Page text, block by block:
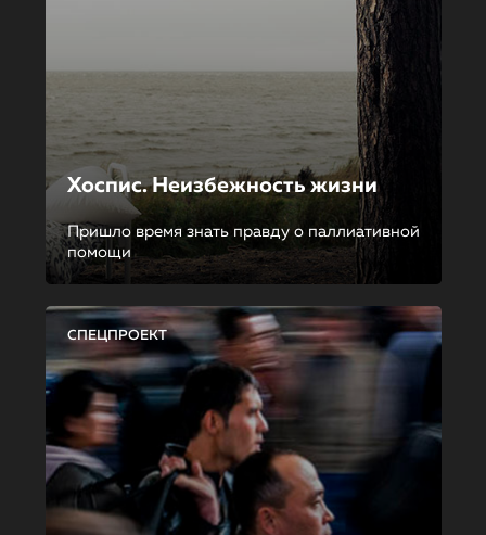
Хоспис. Неизбежность жизни
Пришло время знать правду о паллиативной
помощи
СПЕЦПРОЕКТ